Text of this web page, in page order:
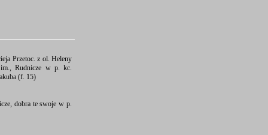
Przetoc. z ol. Heleny
im., Rudnicze w p. kc.
(f. 15)
dobra te swoje w p.